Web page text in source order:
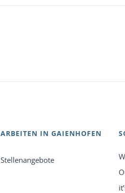
ARBEITEN IN GAIENHOFEN
Stellenangebote